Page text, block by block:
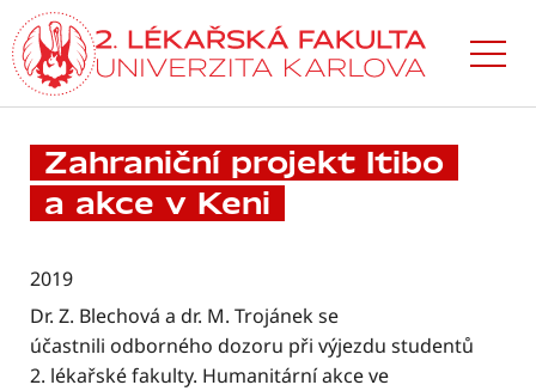
Přejít
k hlavnímu
obsahu
Zahraniční projekt Itibo
a akce v Keni
2019
Dr. Z. Blechová a dr. M. Trojánek se
účastnili odborného dozoru při výjezdu studentů
2. lékařské fakulty. Humanitární akce ve